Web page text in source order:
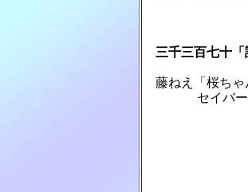
三千三百七十「
藤ねえ「桜ちゃ
セイバーちゃ